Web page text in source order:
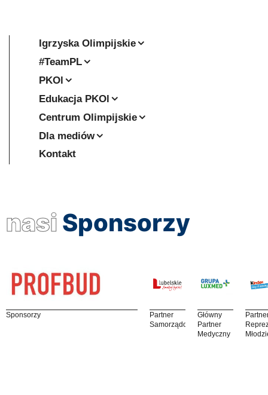
Igrzyska Olimpijskie
#TeamPL
PKOl
Edukacja PKOl
Centrum Olimpijskie
Dla mediów
Kontakt
nasi Sponsorzy
Sponsorzy
Partner
Samorządowy
Główny
Partner
Medyczny